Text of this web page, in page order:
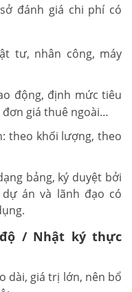
đánh giá chi phí có
tư, nhân công, máy
động, định mức tiêu
giá thuê ngoài…
theo khối lượng, theo
bảng, ký duyệt bởi
án và lãnh đạo có
/ Nhật ký thực
dài, giá trị lớn, nên bổ